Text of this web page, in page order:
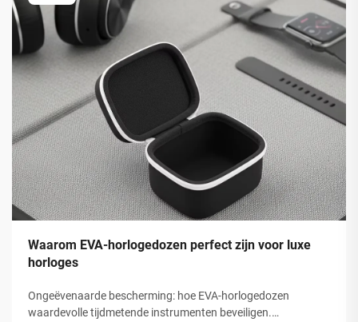
Waarom EVA-horlogedozen perfect zijn voor luxe
horloges
Ongeëvenaarde bescherming: hoe EVA-horlogedozen
waardevolle tijdmetende instrumenten beveiligen.